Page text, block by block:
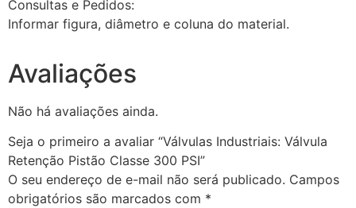
Consultas e Pedidos:
Informar figura, diâmetro e coluna do material.
Avaliações
Não há avaliações ainda.
Seja o primeiro a avaliar “Válvulas Industriais: Válvula
Retenção Pistão Classe 300 PSI”
O seu endereço de e-mail não será publicado. Campos
obrigatórios são marcados com *